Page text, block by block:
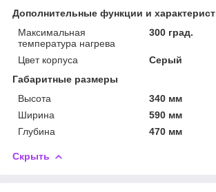
Дополнительные функции и
Максимальная
температура нагрева
300 град.
Цвет корпуса
Серый
Габаритные размеры
Высота
340 мм
Ширина
590 мм
Глубина
470 мм
Скрыть